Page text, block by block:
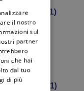
(1)
CASA –
(1)
ENGLISH
il nostro
sul
partner
che hai
dal tuo
di più